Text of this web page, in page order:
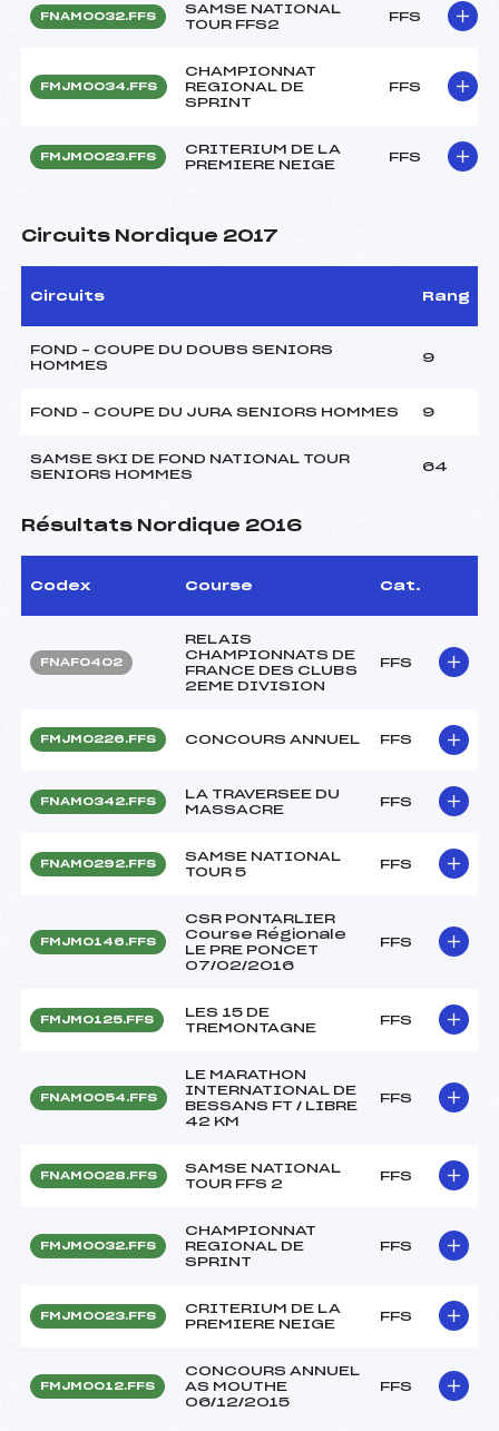
FNAM0032.FFS
SAMSE NATIONAL
TOUR FFS2
FFS
FMJM0034.FFS
CHAMPIONNAT
REGIONAL DE
SPRINT
FFS
FMJM0023.FFS
CRITERIUM DE LA
PREMIERE NEIGE
FFS
Circuits Nordique 2017
Circuits Rang
FOND – COUPE DU DOUBS SENIORS
HOMMES
9
FOND – COUPE DU JURA SENIORS HOMMES 9
SAMSE SKI DE FOND NATIONAL TOUR
SENIORS HOMMES
64
Résultats Nordique 2016
Codex Course Cat.
FNAF0402
RELAIS
CHAMPIONNATS DE
FRANCE DES CLUBS
2EME DIVISION
FFS
FMJM0226.FFS CONCOURS ANNUEL FFS
FNAM0342.FFS
LA TRAVERSEE DU
MASSACRE
FFS
FNAM0292.FFS
SAMSE NATIONAL
TOUR 5
FFS
FMJM0146.FFS
CSR PONTARLIER
Course Régionale
LE PRE PONCET
07/02/2016
FFS
FMJM0125.FFS
LES 15 DE
TREMONTAGNE
FFS
FNAM0054.FFS
LE MARATHON
INTERNATIONAL DE
BESSANS FT / LIBRE
42 KM
FFS
FNAM0028.FFS
SAMSE NATIONAL
TOUR FFS 2
FFS
FMJM0032.FFS
CHAMPIONNAT
REGIONAL DE
SPRINT
FFS
FMJM0023.FFS
CRITERIUM DE LA
PREMIERE NEIGE
FFS
FMJM0012.FFS
CONCOURS ANNUEL
AS MOUTHE
06/12/2015
FFS